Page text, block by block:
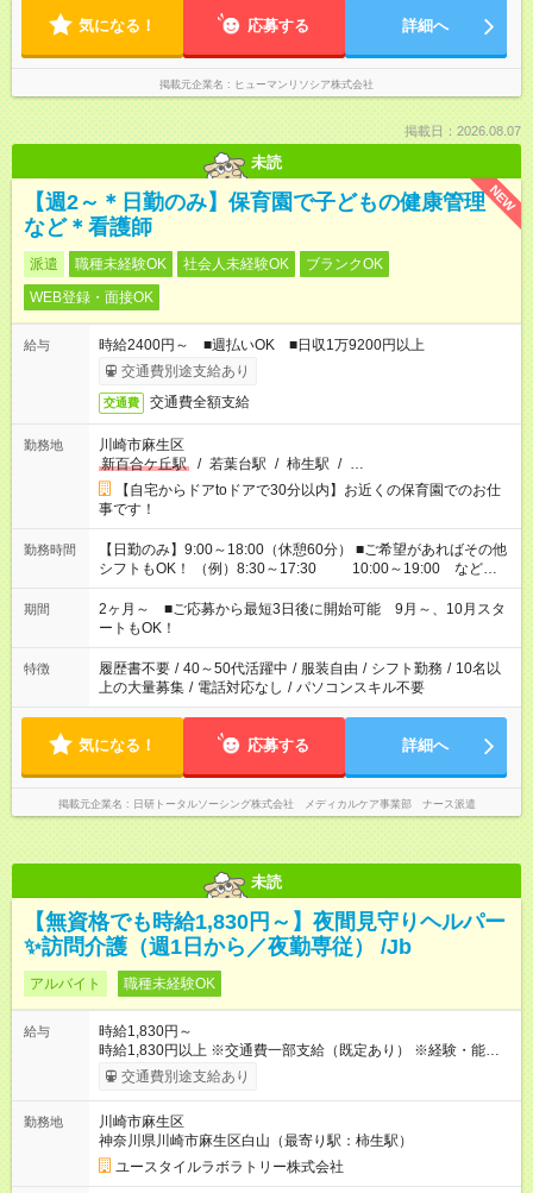
気になる！ 応募する 詳細へ
掲載元企業名 ヒューマンリソシア株式会社
掲載日：2026.08.07
未読
NEW
【週2～＊日勤のみ】保育園で子どもの健康管理
など＊看護師
派遣 職種未経験OK 社会人未経験OK
ブランクOK
WEB登録・面接OK
給与
時給2400円～ ■週払いOK ■日収1万9200円以上
交通費別途支給あり
交通費 交通費全額支給
勤務地
川崎市麻生区
新百合ケ丘駅
/ 若葉台駅 / 柿生駅 / …
【自宅からドアtoドアで30分以内】お近くの保育園でのお仕
事です！
勤務時間
【日勤のみ】9:00～18:00（休憩60分） ■ご希望があればその他
シフトもOK！ （例）8:30～17:30 10:00～19:00 など
「家族とお休みを合わせたい」 「余裕を持って夕飯の準備がし
たい」 「できれば残業はしたくない」 など、ご希望があれば教
えてくださいね。 ※Wワーク希望の方へ 今ご覧のお仕事で希望
する勤務時間と、もう1つのお仕事の勤務時間。 合計で週40時
間を超える場合は応募できません
期間
2ヶ月～ ■ご応募から最短3日後に開始可能 9月～、10月スタ
ートもOK！
特徴 履歴書不要 / 40～50代活躍中 / 服装自由 / シフト勤務 / 10名以
上の大量募集 / 電話対応なし / パソコンスキル不要
気になる！ 応募する 詳細へ
掲載元企業名 日研トータルソーシング株式会社 メディカルケア事業部 ナース派遣
未読
【無資格でも時給1,830円～】夜間見守りヘルパー
✨訪問介護（週1日から／夜勤専従） /Jb
アルバイト 職種未経験OK
給与
時給1,830円～
時給1,830円以上 ※交通費一部支給（既定あり） ※経験・能力を
考慮して決定します 【収入例】 週1回勤務の場合：1,830円×8時
間×4回=5万8,560円 週3回勤務の場合：1,830円×8時間×12回
月 ※ 雇用形態と給与に、本採用時と異なる部分があります。 雇
用形態：本採用時と同じです。 給与：時給 1,660円以上
交通費別途支給あり
勤務地
川崎市麻生区
神奈川県川崎市麻生区白山（最寄り駅：柿生駅）
ユースタイルラボラトリー株式会社